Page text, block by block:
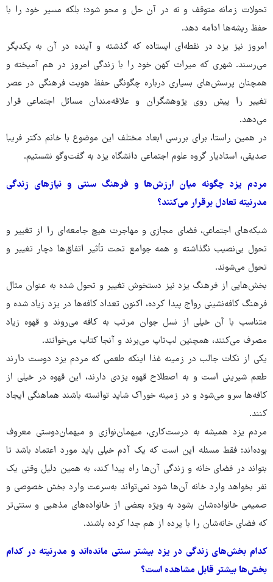
تحولات زمانه متوقف و نه در آن حل و محو شود؛ بلکه مسیر خود را با
حفظ ریشه‌ها ادامه دهد.
امروز نیز یزد در نقطه‌ای ایستاده که گذشته و آینده در آن به یکدیگر
می‌رسند. شهری که میراث کهن خود را با زندگی امروز در هم آمیخته و
همچنان پرسش‌های بسیاری درباره چگونگی حفظ هویت فرهنگی در عصر
تغییر را پیش روی پژوهشگران و علاقه‌مندان مسائل اجتماعی قرار
می‌دهد.
در همین راستا، برای بررسی ابعاد مختلف این موضوع با خانم دکتر فریبا
صدیقی، استادیار گروه علوم اجتماعی دانشگاه یزد به گفت‌وگو نشستیم.
مردم یزد چگونه میان ارزش‌ها و فرهنگ سنتی و نیازهای زندگی
مدرنیته تعادل برقرار می‌کنند؟
شبکه‌های اجتماعی، فضای مجازی و مهاجرت هیچ جامعه‌ای را از تغییر و
تحول بی‌نصیب نگذاشته و همه جوامع تحت تأثیر اتفاق‌ها دچار تغییر و
تحول می‌شوند.
بخش‌هایی از فرهنگ یزد نیز دستخوش تغییر و تحول شده به عنوان مثال
فرهنگ کافه‌نشینی رواج پیدا کرده، اکنون تعداد کافه‌ها در یزد زیاد شده و
متناسب با آن خیلی از نسل جوان مرتب به کافه می‌روند و قهوه زیاد
مصرف می‌کنند، همچنین لپ‌تاپ می‌برند و آنجا کتاب می‌خوانند.
یکی از نکات جالب در زمینه غذا اینکه طعمی که مردم یزد دوست دارند
طعم شیرینی است و به اصطلاح قهوه یزدی دارند، این قهوه در خیلی از
کافه‌ها سرو می‌شود و در زمینه خوراک شاید توانسته باشند هماهنگی ایجاد
کنند.
مردم یزد همیشه به درست‌کاری، میهمان‌نوازی و میهمان‌دوستی معروف
بوده‌اند؛ فقط مسئله این است که یک آدم خیلی باید مورد اعتماد باشد تا
بتواند در فضای خانه و زندگی آن‌ها راه پیدا کند، به همین دلیل وقتی یک
نفر بخواهد وارد خانه آن‌ها شود نمی‌تواند به‌سرعت وارد بخش خصوصی و
صمیمی خانواده‌شان بشود به ویژه بعضی از خانواده‌های مذهبی و سنتی‌تر
که فضای خانه‌شان را با پرده از هم جدا کرده باشند.
کدام بخش‌های زندگی در یزد بیشتر سنتی مانده‌اند و مدرنیته در کدام
بخش‌ها بیشتر قابل مشاهده است؟